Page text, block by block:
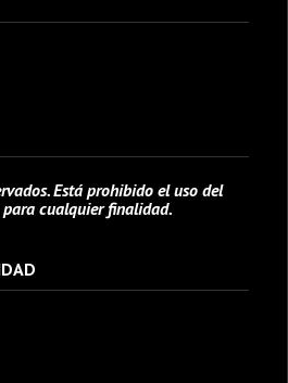
Está prohibido el uso del
cualquier finalidad.